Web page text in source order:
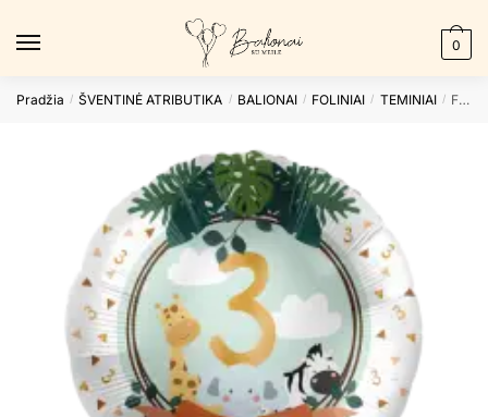
0
Pradžia / ŠVENTINĖ ATRIBUTIKA / BALIONAI / FOLINIAI / TEMINIAI / Folinis balionas 3-ASIS GIMTADIENIS